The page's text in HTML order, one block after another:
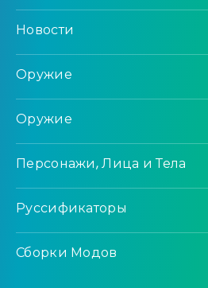
Новости
Оружие
Оружие
Персонажи, Лица и Тела
Руссификаторы
Сборки Модов